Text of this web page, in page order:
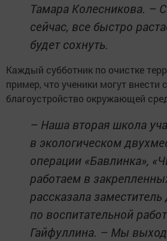
Тамара Колесникова. –
сейчас, все быстро
будет сохнуть.
Каждый субботник по очистке
пример, что ученики могут внести
благоустройство окружающей
– Наша вторая школа
в экологическом
операции «Бавлинка»,
работаем в
рассказала
по воспитательной
Гайфуллина. – Мы